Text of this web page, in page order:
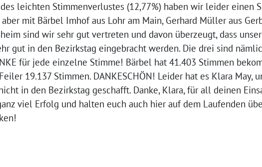
leichten Stimmenverlustes (12,77%) haben wir leider einen
aber mit Bärbel Imhof aus Lohr am Main, Gerhard Müller aus
sind wir sehr gut vertreten und davon überzeugt, dass
gut in den Bezirkstag eingebracht werden. Die drei sind
für jede einzelne Stimme! Bärbel hat 41.403 Stimmen
19.137 Stimmen. DANKESCHÖN! Leider hat es Klara May,
in den Bezirkstag geschafft. Danke, Klara, für all deinen
viel Erfolg und halten euch auch hier auf dem Laufenden